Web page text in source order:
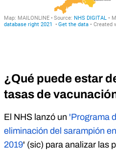
¿Qué puede estar
tasas de
El NHS lanzó un 'Programa
eliminación del sarampión
2019' (sic) para analizar las